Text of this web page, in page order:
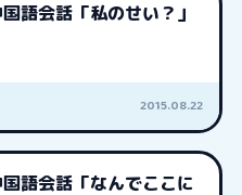
語会話「私のせい？」
2015.08.22
語会話「なんでここに